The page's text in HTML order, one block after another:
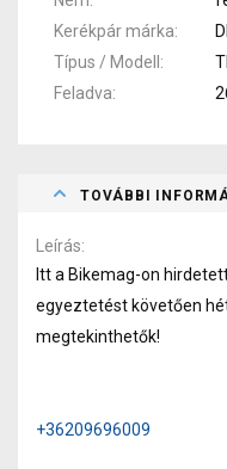
Kerékpár márka
Típus / Modell
Feladva
TOVÁBBI
Leírás
Itt a Bikemag-on
egyeztetést követően
megtekinthetők!
+36209696009